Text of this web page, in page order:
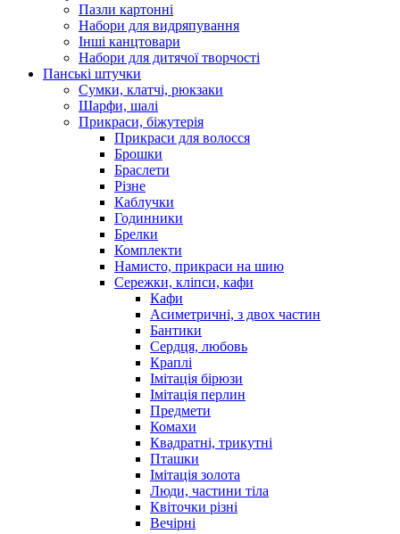
Пазли картонні
Набори для видряпування
Інші канцтовари
Набори для дитячої творчості
Панські штучки
Сумки, клатчі, рюкзаки
Шарфи, шалі
Прикраси, біжутерія
Прикраси для волосся
Брошки
Браслети
Різне
Каблучки
Годинники
Брелки
Комплекти
Намисто, прикраси на шию
Сережки, кліпси, кафи
Кафи
Асиметричні, з двох частин
Бантики
Сердця, любовь
Краплі
Імітація бірюзи
Імітація перлин
Предмети
Комахи
Квадратні, трикутні
Пташки
Імітація золота
Люди, частини тіла
Квіточки різні
Вечірні